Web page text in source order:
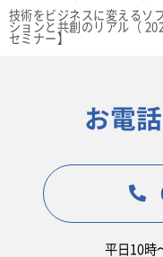
技術をビジネスに変えるソ
ションと共創のリアル（
セミナー】
お電
平日10時